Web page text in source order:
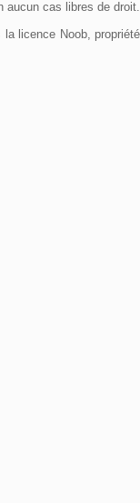
aucun cas libres de droit.
licence Noob,